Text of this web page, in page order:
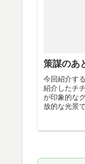
策謀のあ
今回紹介す
紹介したチ
が印象的な
放的な光景